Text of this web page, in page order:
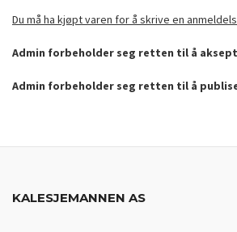
Du må ha kjøpt varen for å skrive en
Admin forbeholder seg retten til å
Admin forbeholder seg retten til å
KALESJEMANNEN AS